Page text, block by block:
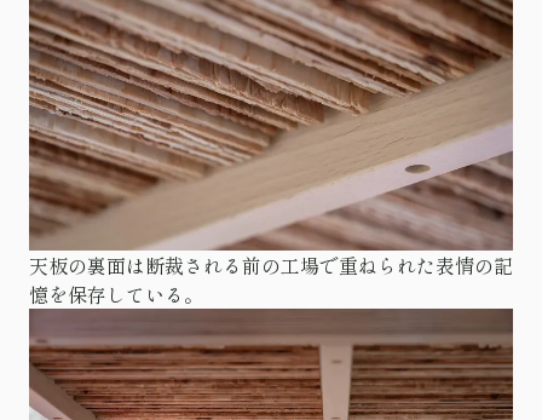
天板の裏面は断裁される前の工場で重ねられた表情の記
憶を保存している。